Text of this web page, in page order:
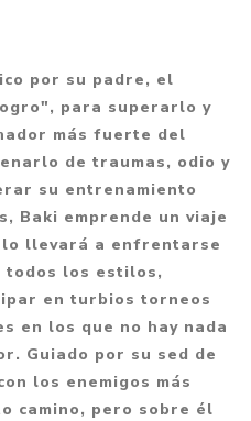
por su padre, el
para superarlo y
más fuerte del
de traumas, odio y
su entrenamiento
Baki emprende un viaje
llevará a enfrentarse
todos los estilos,
en turbios torneos
en los que no hay nada
Guiado por su sed de
los enemigos más
camino, pero sobre él